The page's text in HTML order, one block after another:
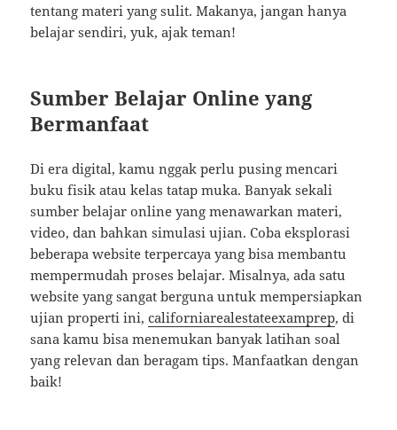
tentang materi yang sulit. Makanya, jangan hanya
belajar sendiri, yuk, ajak teman!
Sumber Belajar Online yang
Bermanfaat
Di era digital, kamu nggak perlu pusing mencari
buku fisik atau kelas tatap muka. Banyak sekali
sumber belajar online yang menawarkan materi,
video, dan bahkan simulasi ujian. Coba eksplorasi
beberapa website terpercaya yang bisa membantu
mempermudah proses belajar. Misalnya, ada satu
website yang sangat berguna untuk mempersiapkan
ujian properti ini,californiarealestateexamprep, di
sana kamu bisa menemukan banyak latihan soal
yang relevan dan beragam tips. Manfaatkan dengan
baik!